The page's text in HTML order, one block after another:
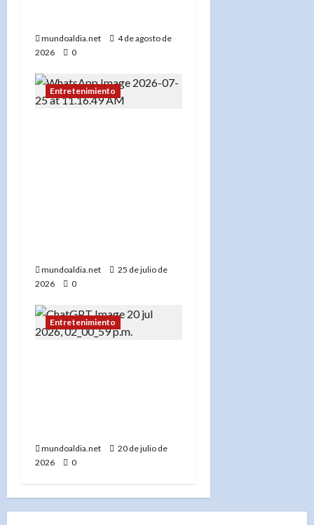
mundoaldia.net
4 de agosto de
2026
0
Entretenimiento
mundoaldia.net
25 de julio de
2026
0
Entretenimiento
mundoaldia.net
20 de julio de
2026
0